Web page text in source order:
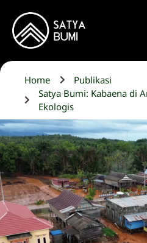
Home
Publikasi
Satya Bumi: Kabaena di
Ekologis